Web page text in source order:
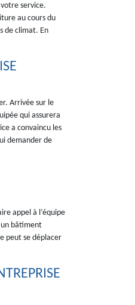
service.
au cours du
de climat. En
Arrivée sur le
qui assurera
a convaincu les
demander de
appel à l’équipe
un bâtiment
peut se déplacer